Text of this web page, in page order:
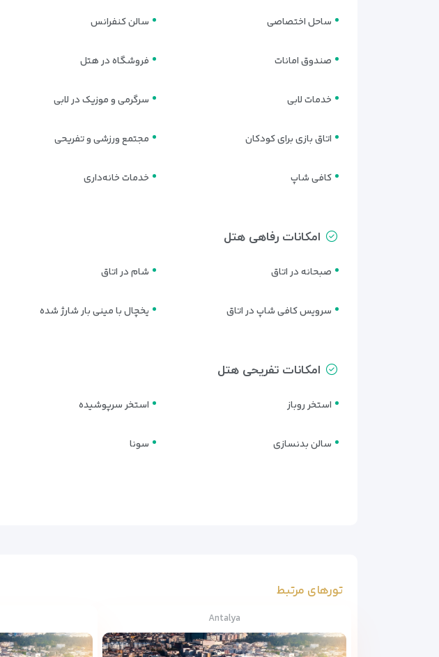
ساحل اختصاصی سالن کنفرانس
صندوق امانات فروشگاه در هتل
خدمات لابی سرگرمی و موزیک در لابی
اتاق بازی برای کودکان مجتمع ورزشی و تفریحی
کافی شاپ خدمات خانه‌داری
امکانات رفاهی هتل
صبحانه در اتاق شام در اتاق
سرویس کافی شاپ در اتاق یخچال با مینی بار شارژ شده
امکانات تفریحی هتل
استخر روباز استخر سرپوشیده
سالن بدنسازی سونا
تورهای مرتبط
Antalya